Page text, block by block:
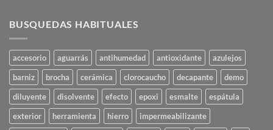
BUSQUEDAS HABITUALES
accesorio aguarrás antihumedad antioxidante
azulejos
barniz
brocha cerámica clorocaucho decapante
demo
diluyente
disolvente efecto epoxi esmalte
espátula
exterior
herramienta hierro
impermeabilizante